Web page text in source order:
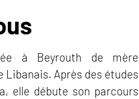
à Beyrouth de mère
Libanais. Après des études
elle débute son parcours